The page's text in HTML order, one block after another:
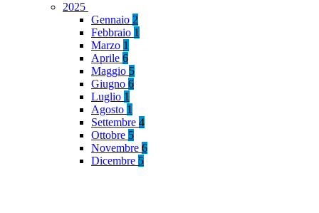
2025
Gennaio 2
Febbraio 1
Marzo 1
Aprile 6
Maggio 5
Giugno 6
Luglio 1
Agosto 1
Settembre 4
Ottobre 5
Novembre 6
Dicembre 5